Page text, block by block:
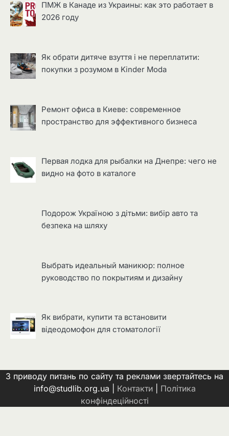
ПМЖ в Канаде из Украины: как это работает в
2026 году
Як обрати дитяче взуття і не переплатити:
покупки з розумом в Kinder Moda
Ремонт офиса в Киеве: современное
пространство для эффективного бизнеса
Первая лодка для рыбалки на Днепре: чего не
видно на фото в каталоге
Подорож Україною з дітьми: вибір авто та
безпека на шляху
Выбрать идеальный маникюр: полное
руководство по покрытиям и дизайну
Як вибрати, купити та встановити
відеодомофон для стоматології
З приводу питань по сайту та реклами звертайтесь на
info@studlib.org.ua | Контакти| Політика
конфіндеційності